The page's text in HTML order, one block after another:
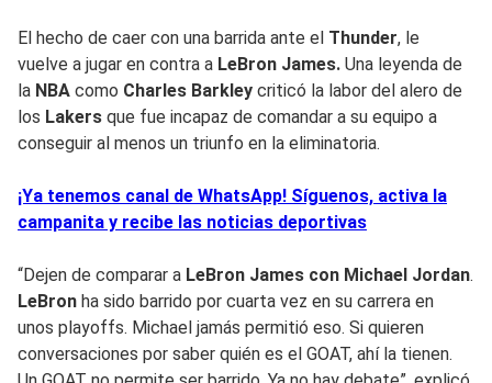
El hecho de caer con una barrida ante el Thunder, le
vuelve a jugar en contra a LeBron James. Una leyenda de
la NBA como Charles Barkley criticó la labor del alero de
los Lakers que fue incapaz de comandar a su equipo a
conseguir al menos un triunfo en la eliminatoria.
¡Ya tenemos canal de WhatsApp! Síguenos, activa la
campanita y recibe las noticias deportivas
“Dejen de comparar a LeBron James con Michael Jordan.
LeBron ha sido barrido por cuarta vez en su carrera en
unos playoffs. Michael jamás permitió eso. Si quieren
conversaciones por saber quién es el GOAT, ahí la tienen.